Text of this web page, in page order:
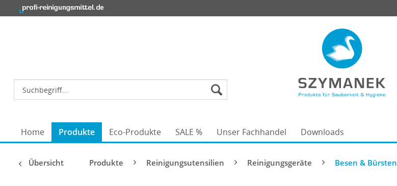
Home Produkte Eco-Produkte SALE % Unser Fachhandel Downloads
Übersicht Produkte Reinigungsutensilien Reinigungsgeräte Besen & Bürsten